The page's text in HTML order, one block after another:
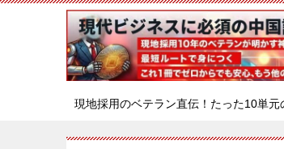
現地採用のベテラン直伝！たった10単